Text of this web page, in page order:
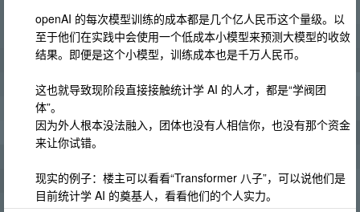
openAI 的每次模型训练的成本都是几个亿人民币这个量级。以
至于他们在实践中会使用一个低成本小模型来预测大模型的收敛
结果。即便是这个小模型，训练成本也是千万人民币。
这也就导致现阶段直接接触统计学 AI 的人才，都是“学阀团
体”。
因为外人根本没法融入，团体也没有人相信你，也没有那个资金
来让你试错。
现实的例子：楼主可以看看“Transformer 八子”，可以说他们是
目前统计学 AI 的奠基人，看看他们的个人实力。